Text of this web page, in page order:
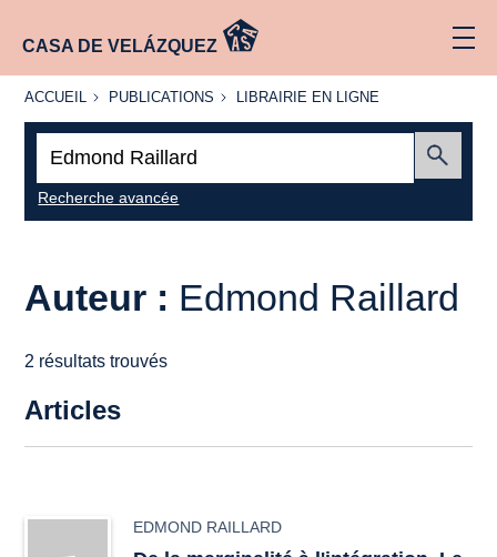
CASA DE VELÁZQUEZ
ACCUEIL
ACCUEIL PUBLICATIONS
PUBLICATIONS
LIBRAIRIE
LIBRAIRIE EN LIGNE
Recherche avancée
Auteur : Edmond Raillard
2 résultats trouvés
Articles
EDMOND RAILLARD